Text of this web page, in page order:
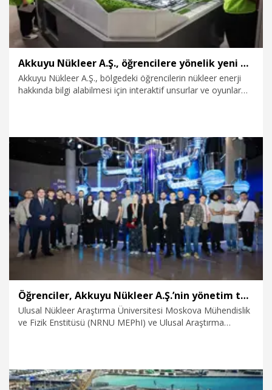
Akkuyu Nükleer A.Ş., öğrencilere yönelik yeni bir gezi programı başlattı
Akkuyu Nükleer A.Ş., bölgedeki öğrencilerin nükleer enerji
hakkında bilgi alabilmesi için interaktif unsurlar ve oyunlar
sağlayan bu yeni gezi programına ilk katılanlar Silifke
Anadolu İmam Hatip Lisesi öğrencileri oldu.
17.10.2025 Eğitim
Öğrenciler, Akkuyu Nükleer A.Ş.’nin yönetim temsilcileriyle bir araya geldi
Ulusal Nükleer Araştırma Üniversitesi Moskova Mühendislik
ve Fizik Enstitüsü (NRNU MEPhI) ve Ulusal Araştırma
ardından görev yapacakları Akkuyu Nükleer A.Ş.’nin
temsilcileriyle bir araya geldi.